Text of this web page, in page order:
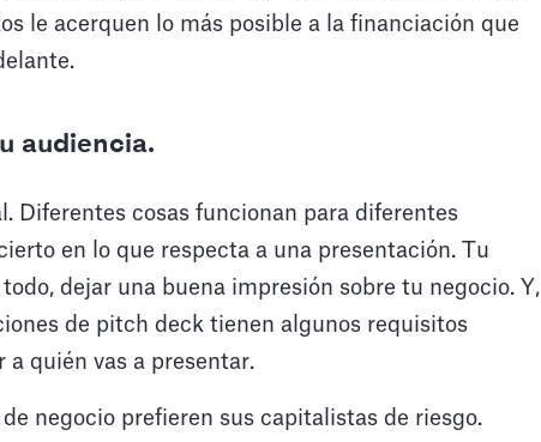
le acerquen lo más posible a la financiación que
audiencia.
Diferentes cosas funcionan para diferentes
en lo que respecta a una presentación. Tu
dejar una buena impresión sobre tu negocio. Y,
de pitch deck tienen algunos requisitos
a quién vas a presentar.
negocio prefieren sus capitalistas de riesgo.